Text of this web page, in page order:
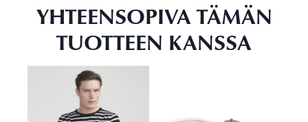
YHTEENSOPIVA TÄMÄN
TUOTTEEN KANSSA